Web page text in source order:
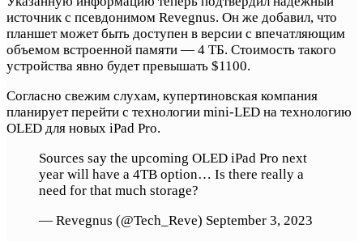
источник с псевдонимом Revegnus. Он же добавил, что
планшет может быть доступен в версии с впечатляющим
объемом встроенной памяти — 4 ТБ. Стоимость такого
устройства явно будет превышать $1100.
Согласно свежим слухам, купертиновская компания
планирует перейти с технологии mini-LED на технологию
OLED для новых iPad Pro.
Sources say the upcoming OLED iPad Pro next
year will have a 4TB option… Is there really a
need for that much storage?
— Revegnus (@Tech_Reve) September 3, 2023